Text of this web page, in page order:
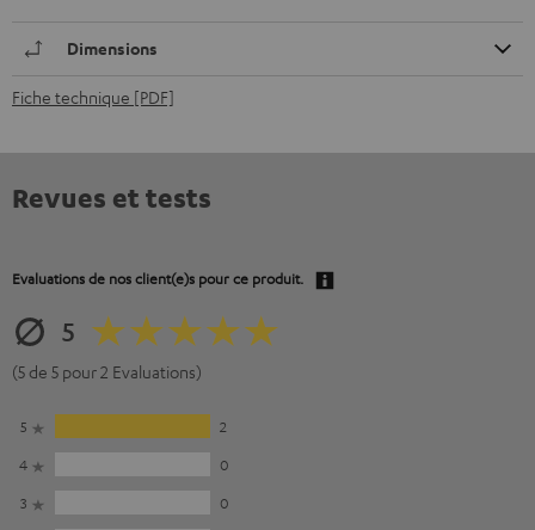
Dimensions
Fiche technique [PDF]
Revues et tests
Evaluations de nos client(e)s pour ce produit.
5
(5 de 5 pour 2 Evaluations)
5
2
4
0
3
0